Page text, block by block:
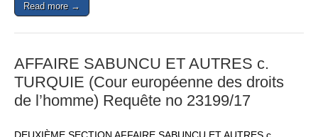
Read more →
AFFAIRE SABUNCU ET AUTRES c.
TURQUIE (Cour européenne des droits
de l’homme) Requête no 23199/17